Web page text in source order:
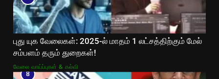
புது யுக வேலைகள்: 2025-ல் மாதம் 1 லட்சத்திற்கும் மேல்
சம்பளம் தரும் துறைகள்!
வேலை வாய்ப்புகள் & கல்வி
8